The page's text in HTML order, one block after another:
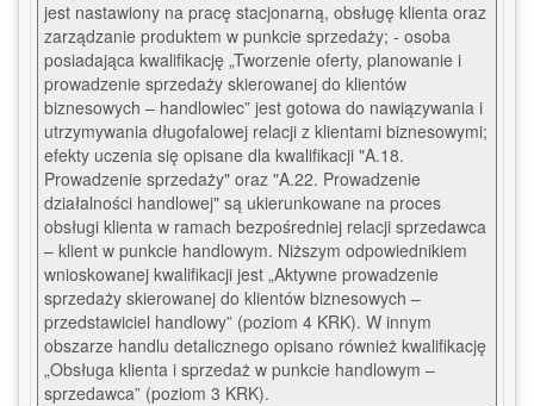
jest nastawiony na pracę stacjonarną, obsługę klienta oraz
zarządzanie produktem w punkcie sprzedaży; - osoba
posiadająca kwalifikację „Tworzenie oferty, planowanie i
prowadzenie sprzedaży skierowanej do klientów
biznesowych – handlowiec” jest gotowa do nawiązywania i
utrzymywania długofalowej relacji z klientami biznesowymi;
efekty uczenia się opisane dla kwalifikacji "A.18.
Prowadzenie sprzedaży" oraz "A.22. Prowadzenie
działalności handlowej" są ukierunkowane na proces
obsługi klienta w ramach bezpośredniej relacji sprzedawca
– klient w punkcie handlowym. Niższym odpowiednikiem
wnioskowanej kwalifikacji jest „Aktywne prowadzenie
sprzedaży skierowanej do klientów biznesowych –
przedstawiciel handlowy” (poziom 4 KRK). W innym
obszarze handlu detalicznego opisano również kwalifikację
„Obsługa klienta i sprzedaż w punkcie handlowym –
sprzedawca” (poziom 3 KRK).